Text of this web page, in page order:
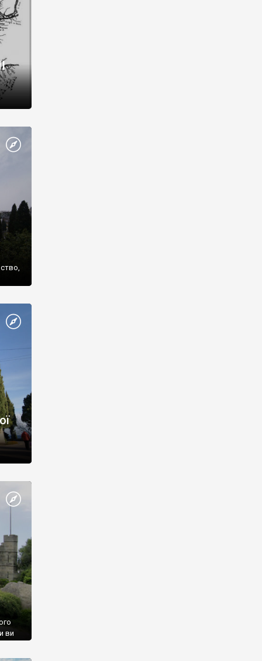
ви